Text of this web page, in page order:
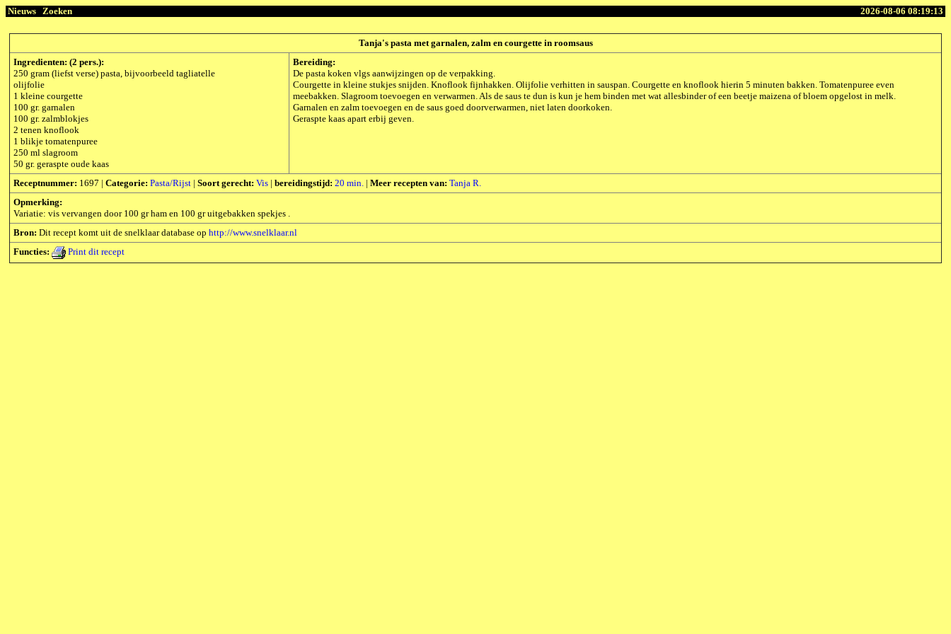
Nieuws Zoeken 2026-08-06 08:19:13
Tanja's pasta met garnalen, zalm en courgette in roomsaus
Ingredienten: (2 pers.):
250 gram (liefst verse) pasta, bijvoorbeeld tagliatelle
olijfolie
1 kleine courgette
100 gr. garnalen
100 gr. zalmblokjes
2 tenen knoflook
1 blikje tomatenpuree
250 ml slagroom
50 gr. geraspte oude kaas
Bereiding:
De pasta koken vlgs aanwijzingen op de verpakking.
Courgette in kleine stukjes snijden. Knoflook fijnhakken. Olijfolie verhitten in sauspan. Courgette en knoflook hierin 5 minuten bakken. Tomatenpuree even
meebakken. Slagroom toevoegen en verwarmen. Als de saus te dun is kun je hem binden met wat allesbinder of een beetje maizena of bloem opgelost in melk.
Garnalen en zalm toevoegen en de saus goed doorverwarmen, niet laten doorkoken.
Geraspte kaas apart erbij geven.
Receptnummer: 1697 | Categorie: Pasta/Rijst | Soort gerecht: Vis | bereidingstijd: 20 min. | Meer recepten van: Tanja R.
Opmerking:
Variatie: vis vervangen door 100 gr ham en 100 gr uitgebakken spekjes .
Bron: Dit recept komt uit de snelklaar database op http://www.snelklaar.nl
Functies:
Print dit recept